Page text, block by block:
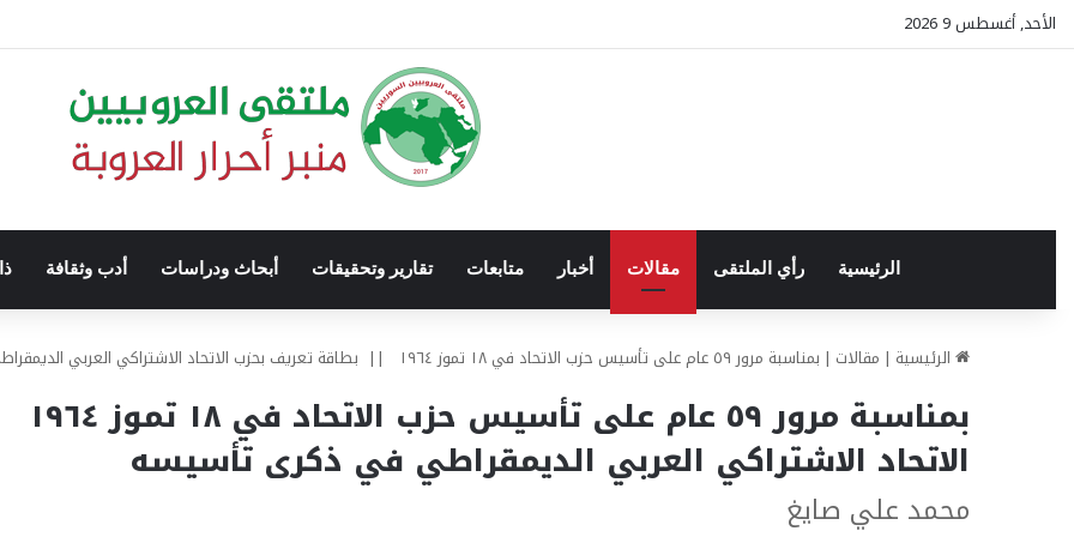
الأحد, أغسطس 9 2026
الرئيسية رأي الملتقى مقالات أخبار متابعات تقارير وتحقيقات أبحاث ودراسات أدب وثقافة
الرئيسية | مقالات | بمناسبة مرور ٥٩ عام على تأسيس حزب الاتحاد في ١٨ تموز ١٩٦٤ || بطاقة تعريف بحزب الاتحاد الاشتراكي العربي الديمقراطي في ذكرى تأسيسه
الاتحاد الاشتراكي العربي الديمقراطي في ذكرى تأسيسه
محمد علي صايغ